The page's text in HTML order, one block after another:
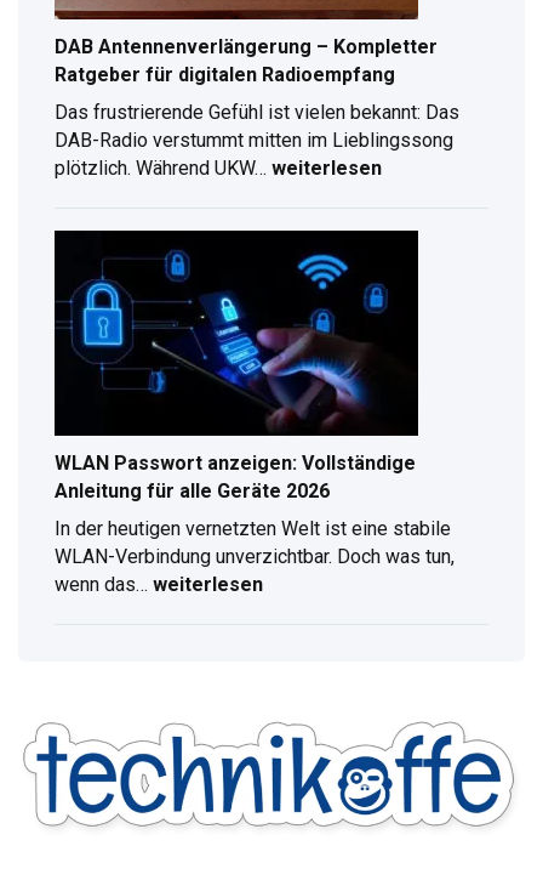
DAB Antennenverlängerung – Kompletter
Ratgeber für digitalen Radioempfang
Das frustrierende Gefühl ist vielen bekannt: Das
DAB-Radio verstummt mitten im Lieblingssong
plötzlich. Während UKW…
Kompletter
Ratgeber
für
digitalen
Radioempfang
weiterlesen
WLAN Passwort anzeigen: Vollständige
Anleitung für alle Geräte 2026
In der heutigen vernetzten Welt ist eine stabile
WLAN-Verbindung unverzichtbar. Doch was tun,
wenn das…
für
alle
Geräte
2026
weiterlesen